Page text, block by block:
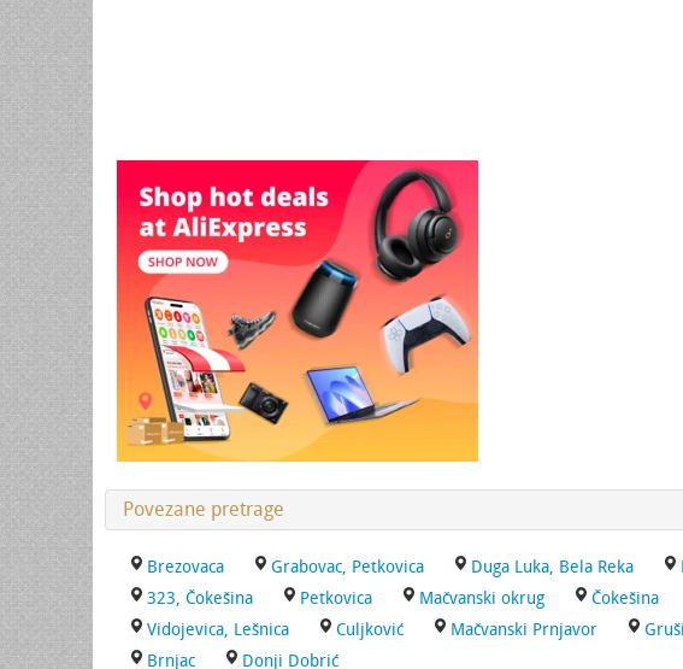
Povezane pretrage
Brezovaca Grabovac, Petkovica Duga Luka, Bela Reka
323, Čokešina
Petkovica Mačvanski okrug Čokešina
Vidojevica, Lešnica
Culjković Mačvanski Prnjavor
Brnjac
Donji Dobrić